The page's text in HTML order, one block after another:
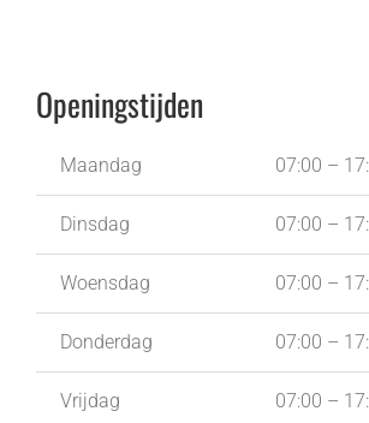
Openingstijden
Maandag 07:00 –
Dinsdag 07:00 –
Woensdag 07:00 –
Donderdag 07:00 –
Vrijdag 07:00 –